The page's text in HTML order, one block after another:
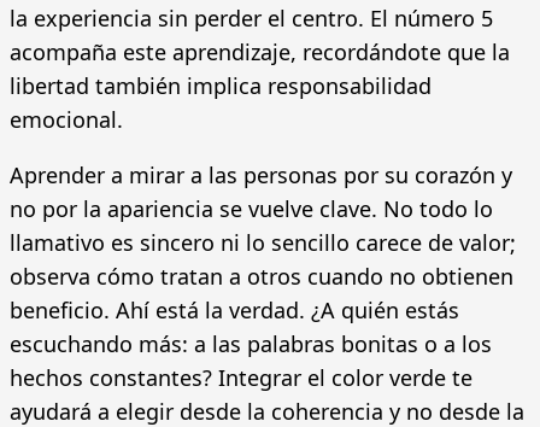
la experiencia sin perder el centro. El número 5
acompaña este aprendizaje, recordándote que la
libertad también implica responsabilidad
emocional.
Aprender a mirar a las personas por su corazón y
no por la apariencia se vuelve clave. No todo lo
llamativo es sincero ni lo sencillo carece de valor;
observa cómo tratan a otros cuando no obtienen
beneficio. Ahí está la verdad. ¿A quién estás
escuchando más: a las palabras bonitas o a los
hechos constantes? Integrar el color verde te
ayudará a elegir desde la coherencia y no desde la